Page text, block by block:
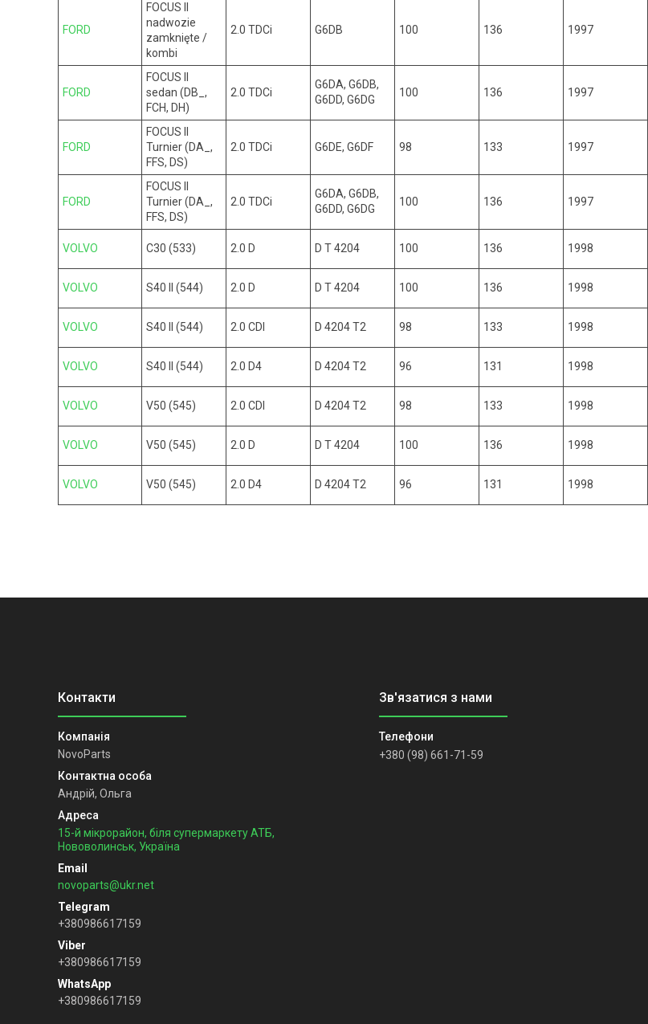
FORD
FOCUS II
nadwozie
zamknięte /
kombi
2.0 TDCi G6DB 100 136 1997
FORD
FOCUS II
sedan (DB_,
FCH, DH)
2.0 TDCi
G6DA, G6DB,
G6DD, G6DG
100 136 1997
FORD
FOCUS II
Turnier (DA_,
FFS, DS)
2.0 TDCi G6DE, G6DF 98 133 1997
FORD
FOCUS II
Turnier (DA_,
FFS, DS)
2.0 TDCi
G6DA, G6DB,
G6DD, G6DG
100 136 1997
VOLVO C30 (533) 2.0 D D T 4204 100 136 1998
VOLVO S40 II (544) 2.0 D D T 4204 100 136 1998
VOLVO S40 II (544) 2.0 CDI D 4204 T2 98 133 1998
VOLVO S40 II (544) 2.0 D4 D 4204 T2 96 131 1998
VOLVO V50 (545) 2.0 CDI D 4204 T2 98 133 1998
VOLVO V50 (545) 2.0 D D T 4204 100 136 1998
VOLVO V50 (545) 2.0 D4 D 4204 T2 96 131 1998
NovoParts
Андрій, Ольга
15-й мікрорайон, біля супермаркету АТБ,
Нововолинськ, Україна
novoparts@ukr.net
+380986617159
+380986617159
+380986617159
+380 (98) 661-71-59